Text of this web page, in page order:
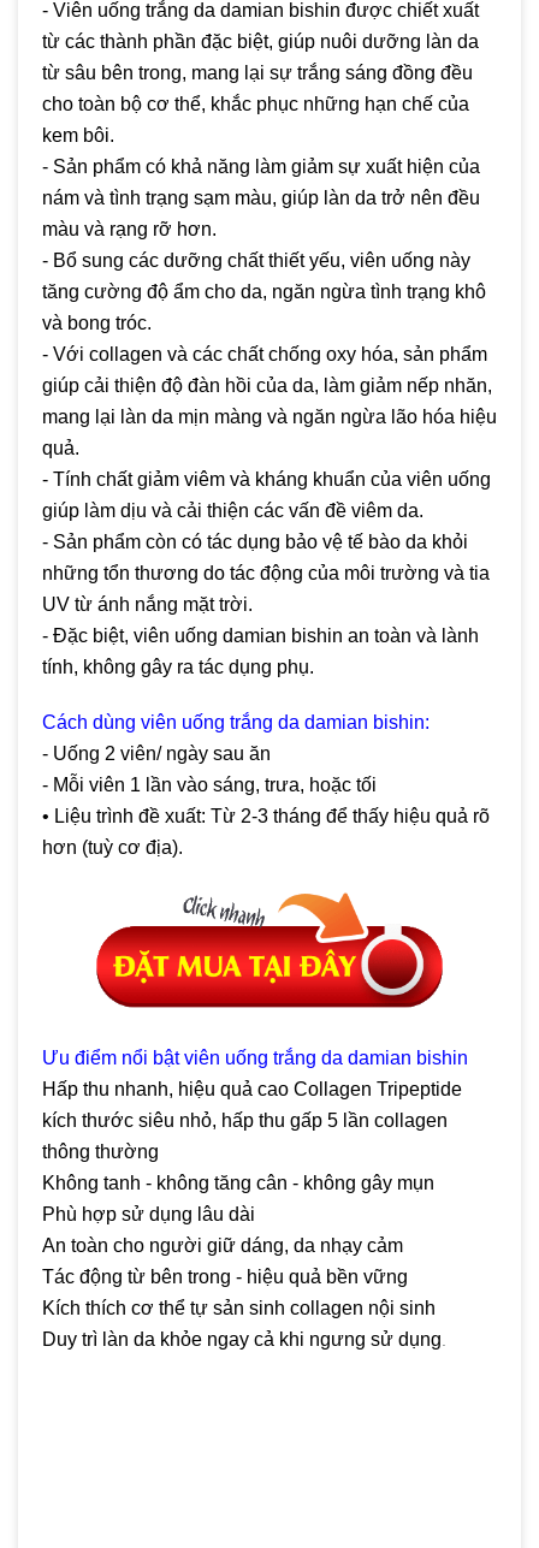
- Viên uống trắng da damian bishin được chiết xuất
từ các thành phần đặc biệt, giúp nuôi dưỡng làn da
từ sâu bên trong, mang lại sự trắng sáng đồng đều
cho toàn bộ cơ thể, khắc phục những hạn chế của
kem bôi.
- Sản phẩm có khả năng làm giảm sự xuất hiện của
nám và tình trạng sạm màu, giúp làn da trở nên đều
màu và rạng rỡ hơn.
- Bổ sung các dưỡng chất thiết yếu, viên uống này
tăng cường độ ẩm cho da, ngăn ngừa tình trạng khô
và bong tróc.
- Với collagen và các chất chống oxy hóa, sản phẩm
giúp cải thiện độ đàn hồi của da, làm giảm nếp nhăn,
mang lại làn da mịn màng và ngăn ngừa lão hóa hiệu
quả.
- Tính chất giảm viêm và kháng khuẩn của viên uống
giúp làm dịu và cải thiện các vấn đề viêm da.
- Sản phẩm còn có tác dụng bảo vệ tế bào da khỏi
những tổn thương do tác động của môi trường và tia
UV từ ánh nắng mặt trời.
- Đặc biệt, viên uống damian bishin an toàn và lành
tính, không gây ra tác dụng phụ.
Cách dùng viên uống trắng da damian bishin:
- Uống 2 viên/ ngày sau ăn
- Mỗi viên 1 lần vào sáng, trưa, hoặc tối
• Liệu trình đề xuất: Từ 2-3 tháng để thấy hiệu quả rõ
hơn (tuỳ cơ địa).
Ưu điểm nổi bật viên uống trắng da damian bishin
Hấp thu nhanh, hiệu quả cao Collagen Tripeptide
kích thước siêu nhỏ, hấp thu gấp 5 lần collagen
thông thường
Không tanh - không tăng cân - không gây mụn
Phù hợp sử dụng lâu dài
An toàn cho người giữ dáng, da nhạy cảm
Tác động từ bên trong - hiệu quả bền vững
Kích thích cơ thể tự sản sinh collagen nội sinh
Duy trì làn da khỏe ngay cả khi ngưng sử dụng